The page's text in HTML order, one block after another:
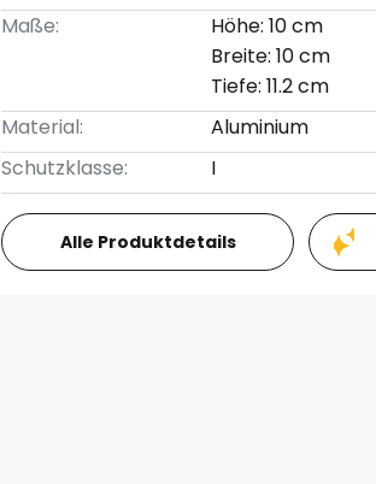
Maße:
Höhe: 10 cm
Breite: 10 cm
Tiefe: 11.2 cm
Material:
Aluminium
Schutzklasse:
I
Alle Produktdetails